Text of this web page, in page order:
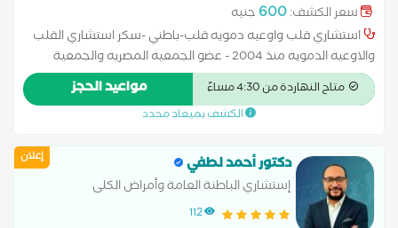
سعر الكشف:600 جنيه
استشاري قلب واوعيه دمويه قلب-باطني -سكر استشاري القلب
والاوعيه الدمويه منذ 2004 - عضو الجمعيه المصريه والجمعية
الاوربيه للقلب زماله القلب والصدر من كيلافلاند كلينك - امريكا -
اوهايو استشاري قلب واوعيه دمويه -باطني-سكر
متاح النهاردة من 4:30 مساءً مواعيد الحجز
الكشف بميعاد محدد
إعلان دكتور أحمد لطفي
إستشاري الباطنة العامة وأمراض الكلى
112